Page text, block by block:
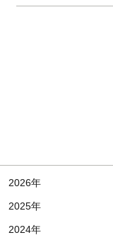
2026年
2025年
2024年